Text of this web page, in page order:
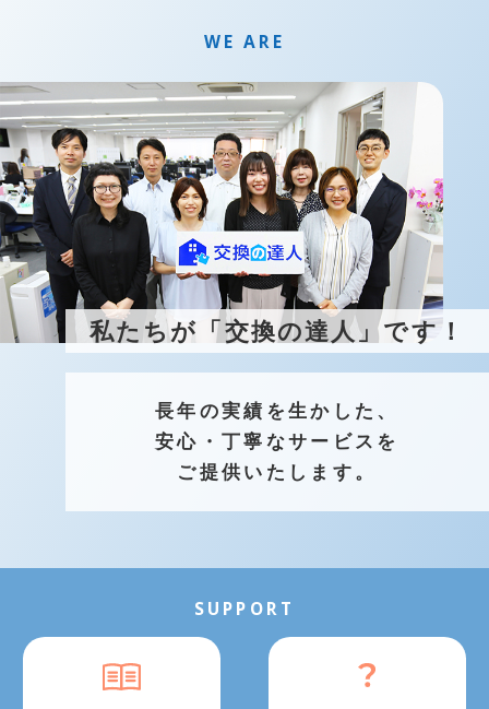
WE ARE
私たちが「交換の達人」です！
長年の実績を生かした、
安心・丁寧なサービスを
ご提供いたします。
SUPPORT
フリーワード
商品価格
～